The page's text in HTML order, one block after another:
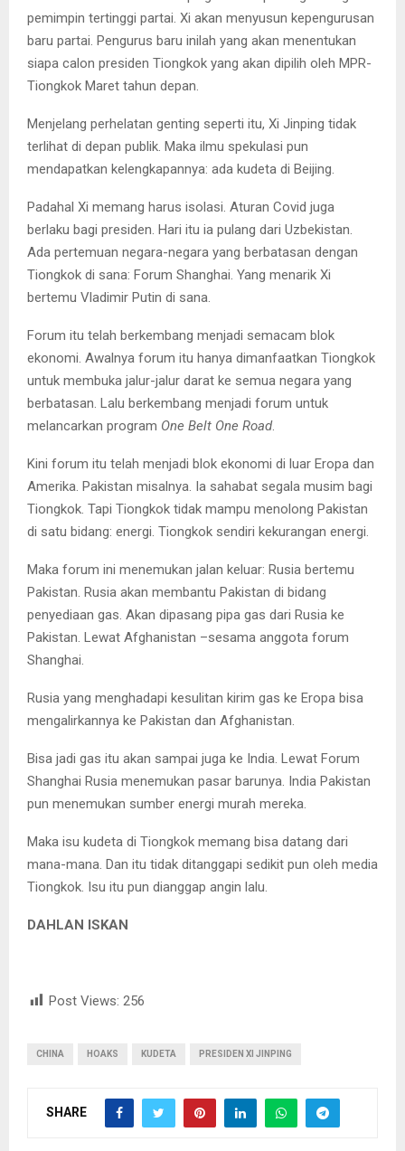
pemimpin tertinggi partai. Xi akan menyusun kepengurusan
baru partai. Pengurus baru inilah yang akan menentukan
siapa calon presiden Tiongkok yang akan dipilih oleh MPR-
Tiongkok Maret tahun depan.
Menjelang perhelatan genting seperti itu, Xi Jinping tidak
terlihat di depan publik. Maka ilmu spekulasi pun
mendapatkan kelengkapannya: ada kudeta di Beijing.
Padahal Xi memang harus isolasi. Aturan Covid juga
berlaku bagi presiden. Hari itu ia pulang dari Uzbekistan.
Ada pertemuan negara-negara yang berbatasan dengan
Tiongkok di sana: Forum Shanghai. Yang menarik Xi
bertemu Vladimir Putin di sana.
Forum itu telah berkembang menjadi semacam blok
ekonomi. Awalnya forum itu hanya dimanfaatkan Tiongkok
untuk membuka jalur-jalur darat ke semua negara yang
berbatasan. Lalu berkembang menjadi forum untuk
melancarkan program One Belt One Road.
Kini forum itu telah menjadi blok ekonomi di luar Eropa dan
Amerika. Pakistan misalnya. Ia sahabat segala musim bagi
Tiongkok. Tapi Tiongkok tidak mampu menolong Pakistan
di satu bidang: energi. Tiongkok sendiri kekurangan energi.
Maka forum ini menemukan jalan keluar: Rusia bertemu
Pakistan. Rusia akan membantu Pakistan di bidang
penyediaan gas. Akan dipasang pipa gas dari Rusia ke
Pakistan. Lewat Afghanistan –sesama anggota forum
Shanghai.
Rusia yang menghadapi kesulitan kirim gas ke Eropa bisa
mengalirkannya ke Pakistan dan Afghanistan.
Bisa jadi gas itu akan sampai juga ke India. Lewat Forum
Shanghai Rusia menemukan pasar barunya. India Pakistan
pun menemukan sumber energi murah mereka.
Maka isu kudeta di Tiongkok memang bisa datang dari
mana-mana. Dan itu tidak ditanggapi sedikit pun oleh media
Tiongkok. Isu itu pun dianggap angin lalu.
DAHLAN ISKAN
Post Views: 256
CHINA HOAKS KUDETA PRESIDEN XI JINPING
SHARE